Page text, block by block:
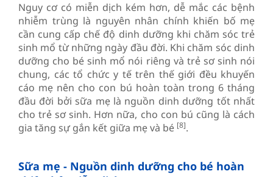
Nguy cơ có miễn dịch kém hơn, dễ mắc các bệnh
nhiễm trùng là nguyên nhân chính khiến bố mẹ
cần cung cấp chế độ dinh dưỡng khi chăm sóc trẻ
sinh mổ từ những ngày đầu đời. Khi chăm sóc dinh
dưỡng cho bé sinh mổ nói riêng và trẻ sơ sinh nói
chung, các tổ chức y tế trên thế giới đều khuyến
cáo mẹ nên cho con bú hoàn toàn trong 6 tháng
đầu đời bởi sữa mẹ là nguồn dinh dưỡng tốt nhất
cho trẻ sơ sinh. Hơn nữa, cho con bú cũng là cách
gia tăng sự gắn kết giữa mẹ và bé [8].
Sữa mẹ - Nguồn dinh dưỡng cho bé hoàn